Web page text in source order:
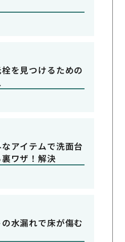
を見つけるための
アイテムで洗面台
ワザ！解決
水漏れで床が傷む